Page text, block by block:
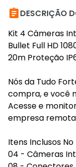
DESCRIÇÃO
Kit 4 Câmeras
Bullet Full HD
20m Proteção
Nós da Tudo
compra, e você
Acesse e
empresa
Itens Inclusos No
04 - Câmeras